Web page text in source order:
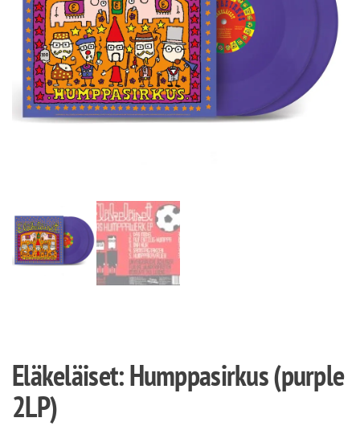
Eläkeläiset: Humppasirkus (purple
2LP)